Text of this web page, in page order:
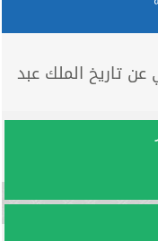
عن تاريخ الملك عبد